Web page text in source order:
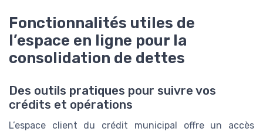
Fonctionnalités utiles de
l’espace en ligne pour la
consolidation de dettes
Des outils pratiques pour suivre vos
crédits et opérations
L’espace client du crédit municipal offre un accès